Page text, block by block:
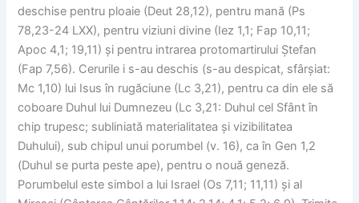
deschise pentru ploaie (Deut 28,12), pentru mană (Ps
78,23-24 LXX), pentru viziuni divine (Iez 1,1; Fap 10,11;
Apoc 4,1; 19,11) și pentru intrarea protomartirului Ștefan
(Fap 7,56). Cerurile i s-au deschis (s-au despicat, sfârșiat:
Mc 1,10) lui Isus în rugăciune (Lc 3,21), pentru ca din ele să
coboare Duhul lui Dumnezeu (Lc 3,21: Duhul cel Sfânt în
chip trupesc; subliniată materialitatea și vizibilitatea
Duhului), sub chipul unui porumbel (v. 16), ca în Gen 1,2
(Duhul se purta peste ape), pentru o nouă geneză.
Porumbelul este simbol a lui Israel (Os 7,11; 11,11) și al